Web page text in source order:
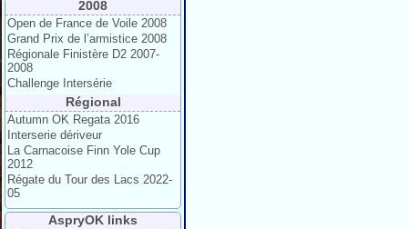
2008
Open de France de Voile 2008
Grand Prix de l’armistice 2008
Régionale Finistère D2 2007-
2008
Challenge Intersérie
Régional
Autumn OK Regata 2016
Interserie dériveur
La Carnacoise Finn Yole Cup
2012
Régate du Tour des Lacs 2022-
05
AspryOK links